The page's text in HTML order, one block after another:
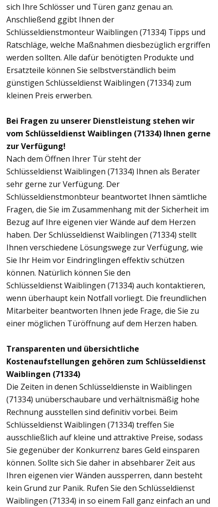
sich Ihre Schlösser und Türen ganz genau an.
Anschließend ggibt Ihnen der
Schlüsseldienstmonteur Waiblingen (71334) Tipps und
Ratschläge, welche Maßnahmen diesbezüglich ergriffen
werden sollten. Alle dafür benötigten Produkte und
Ersatzteile können Sie selbstverständlich beim
günstigen Schlüsseldienst Waiblingen (71334) zum
kleinen Preis erwerben.
Bei Fragen zu unserer Dienstleistung stehen wir
vom Schlüsseldienst Waiblingen (71334) Ihnen gerne
zur Verfügung!
Nach dem Öffnen Ihrer Tür steht der
Schlüsseldienst Waiblingen (71334) Ihnen als Berater
sehr gerne zur Verfügung. Der
Schlüsseldienstmonbteur beantwortet Ihnen sämtliche
Fragen, die Sie im Zusammenhang mit der Sicherheit im
Bezug auf Ihre eigenen vier Wände auf dem Herzen
haben. Der Schlüsseldienst Waiblingen (71334) stellt
Ihnen verschiedene Lösungswege zur Verfügung, wie
Sie Ihr Heim vor Eindringlingen effektiv schützen
können. Natürlich können Sie den
Schlüsseldienst Waiblingen (71334) auch kontaktieren,
wenn überhaupt kein Notfall vorliegt. Die freundlichen
Mitarbeiter beantworten Ihnen jede Frage, die Sie zu
einer möglichen Türöffnung auf dem Herzen haben.
Transparenten und übersichtliche
Kostenaufstellungen gehören zum Schlüsseldienst
Waiblingen (71334)
Die Zeiten in denen Schlüsseldienste in Waiblingen
(71334) unüberschaubare und verhältnismäßig hohe
Rechnung ausstellen sind definitiv vorbei. Beim
Schlüsseldienst Waiblingen (71334) treffen Sie
ausschließlich auf kleine und attraktive Preise, sodass
Sie gegenüber der Konkurrenz bares Geld einsparen
können. Sollte sich Sie daher in absehbarer Zeit aus
Ihren eigenen vier Wänden aussperren, dann besteht
kein Grund zur Panik. Rufen Sie den Schlüsseldienst
Waiblingen (71334) in so einem Fall ganz einfach an und